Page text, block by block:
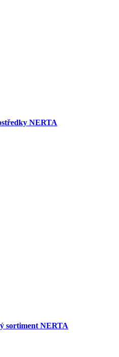
NERTA
sortiment NERTA